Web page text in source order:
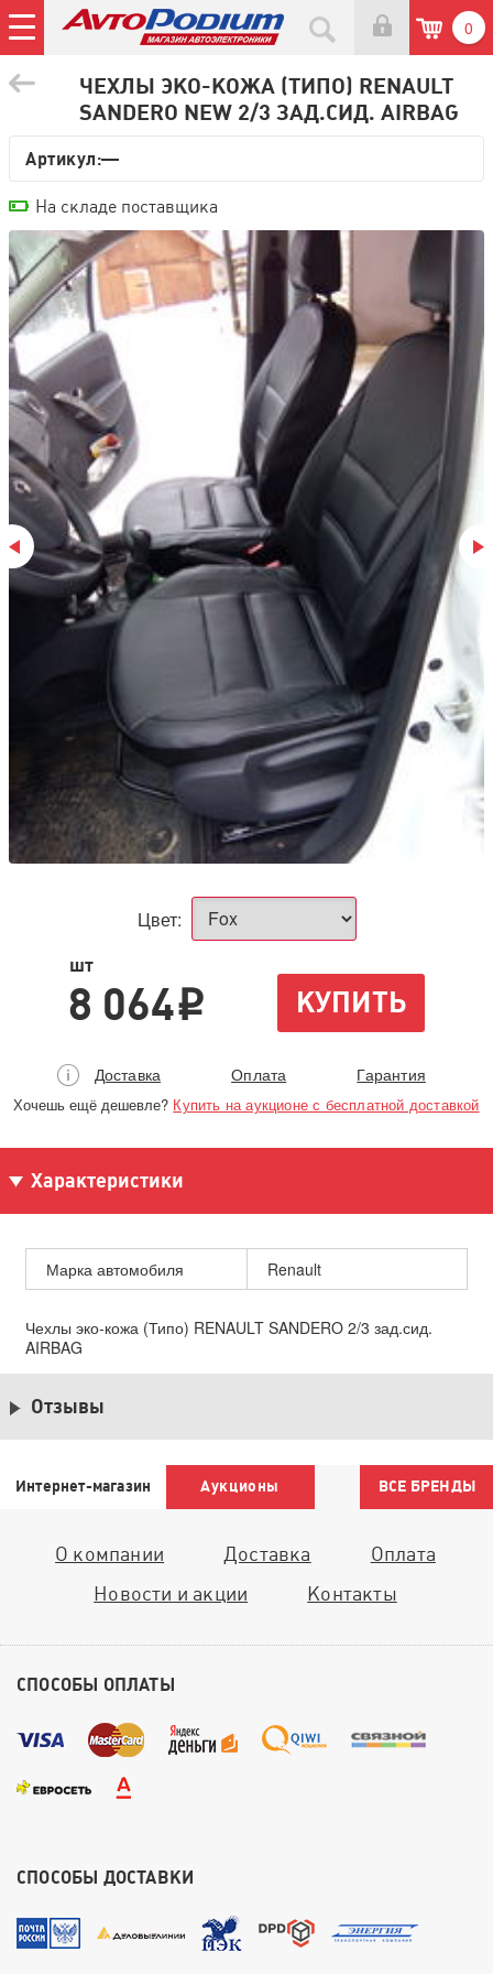
0
ЧЕХЛЫ ЭКО-КОЖА (ТИПО) RENAULT
SANDERO NEW 2/3 ЗАД.СИД. AIRBAG
Артикул:—
Цвет:
шт
8 064i КУПИТЬ
Доставка Оплата Гарантия
Хочешь ещё дешевле? Купить на аукционе с бесплатной доставкой
На складе поставщика
Характеристики
Марка автомобиля Renault
Чехлы эко-кожа (Типо) RENAULT SANDERO 2/3 зад.сид.
AIRBAG
Отзывы
Интернет-магазин Аукционы ВСЕ БРЕНДЫ
О компании Доставка
Оплата
Новости и акции
Контакты
СПОСОБЫ ОПЛАТЫ
СПОСОБЫ ДОСТАВКИ